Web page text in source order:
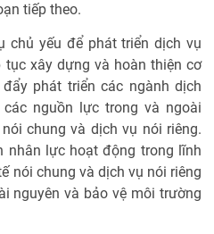
tiếp theo.
chủ yếu để phát triển dịch vụ
xây dựng và hoàn thiện cơ
phát triển các ngành dịch
nguồn lực trong và ngoài
chung và dịch vụ nói riêng.
nhân lực hoạt động trong lĩnh
nói chung và dịch vụ nói riêng
nguyên và bảo vệ môi trường